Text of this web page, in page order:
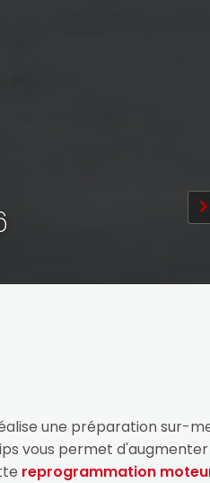
une préparation sur-
vous permet
reprogrammation